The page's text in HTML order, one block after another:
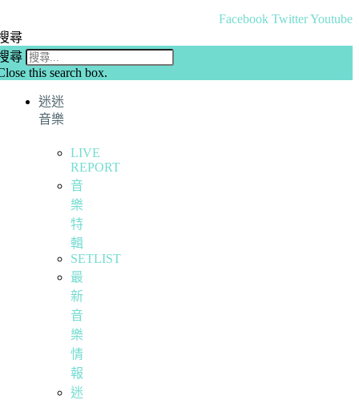
Facebook TwitterYoutube
尋
尋
this search box.
迷迷
音樂
LIVE
REPORT
音
樂
特
輯
SETLIST
最
新
音
樂
情
報
迷